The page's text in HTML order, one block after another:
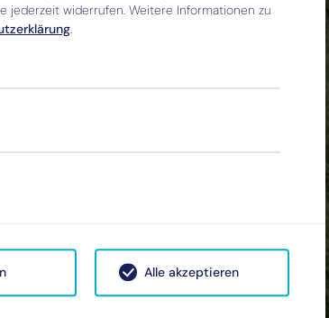
jederzeit widerrufen. Weitere Informationen zu
.
Alle akzeptieren